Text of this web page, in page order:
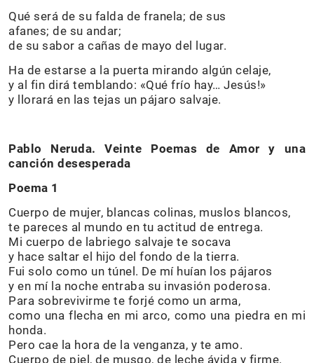
Qué será de su falda de franela; de sus
afanes; de su andar;
de su sabor a cañas de mayo del lugar.
Ha de estarse a la puerta mirando algún celaje,
y al fin dirá temblando: «Qué frío hay… Jesús!»
y llorará en las tejas un pájaro salvaje.
Pablo Neruda. Veinte Poemas de Amor y una
canción desesperada
Poema 1
Cuerpo de mujer, blancas colinas, muslos blancos,
te pareces al mundo en tu actitud de entrega.
Mi cuerpo de labriego salvaje te socava
y hace saltar el hijo del fondo de la tierra.
Fui solo como un túnel. De mí huían los pájaros
y en mí la noche entraba su invasión poderosa.
Para sobrevivirme te forjé como un arma,
como una flecha en mi arco, como una piedra en mi
honda.
Pero cae la hora de la venganza, y te amo.
Cuerpo de piel, de musgo, de leche ávida y firme.